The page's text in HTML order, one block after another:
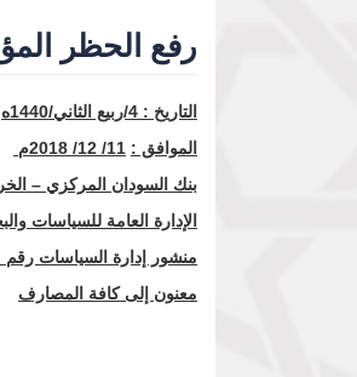
رفع الحظر
التاريخ : 4/ربيع الثاني/1440ه
الموافق :
11
/
12
/
م
بنك السودان المركزي –
الإدارة العامة للسياسات
منشور إدارة السياسات رقم
معنون إلى كافة المصارف